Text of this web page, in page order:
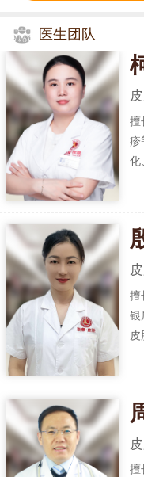
医生团队
擅
疹
化
擅
银
皮
擅